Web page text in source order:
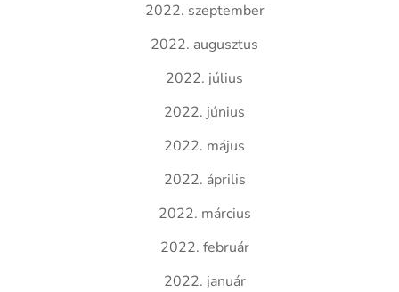
2022. szeptember
2022. augusztus
2022. július
2022. június
2022. május
2022. április
2022. március
2022. február
2022. január